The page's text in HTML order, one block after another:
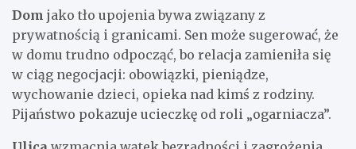
Dom jako tło upojenia bywa związany z
prywatnością i granicami. Sen może sugerować, że
w domu trudno odpocząć, bo relacja zamieniła się
w ciąg negocjacji: obowiązki, pieniądze,
wychowanie dzieci, opieka nad kimś z rodziny.
Pijaństwo pokazuje ucieczkę od roli „ogarniacza”.